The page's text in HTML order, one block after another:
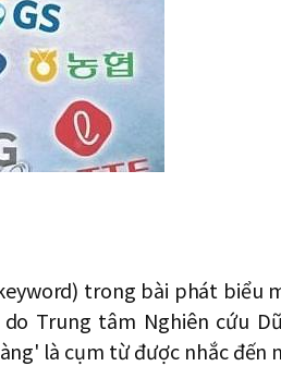
지
확
대
trong bài phát biểu
Trung tâm Nghiên cứu
là cụm từ được nhắc đến